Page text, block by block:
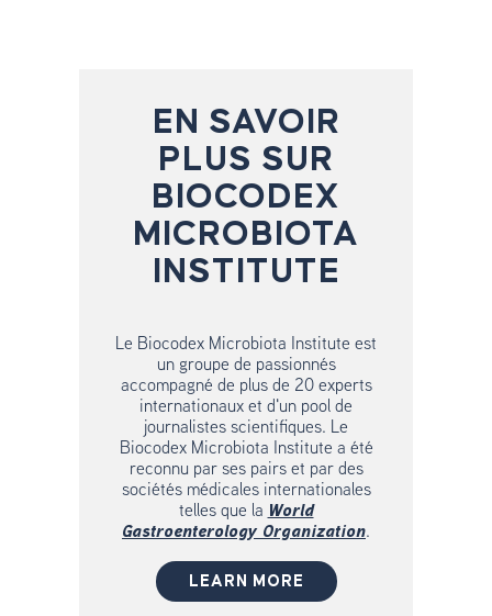
EN SAVOIR
PLUS SUR
BIOCODEX
MICROBIOTA
INSTITUTE
Le Biocodex Microbiota Institute est
un groupe de passionnés
accompagné de plus de 20 experts
internationaux et d'un pool de
journalistes scientifiques. Le
Biocodex Microbiota Institute a été
reconnu par ses pairs et par des
sociétés médicales internationales
telles que la World
Gastroenterology Organization.
LEARN MORE